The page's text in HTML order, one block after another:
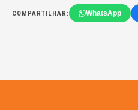
COMPARTILHAR: WhatsApp